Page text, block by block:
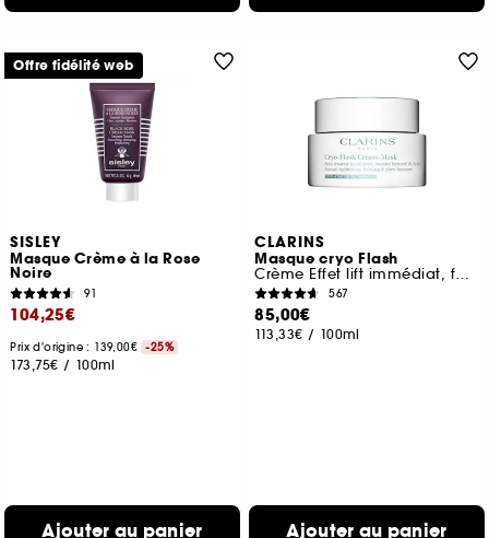
SISLEY
Masque Crème à la Rose
Noire
91
104,25€
Prix d'origine : 139,00€ -25%
173,75€ / 100ml
Ajouter au panier
Offre fidélité web
CLARINS
Masque cryo Flash
Crème Effet lift immédiat, fermeté & éclat
567
85,00€
113,33€ / 100ml
Ajouter au panier